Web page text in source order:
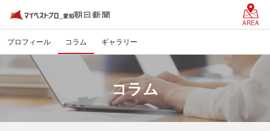
AREA
プロフィール コラム ギャラリー
コラム